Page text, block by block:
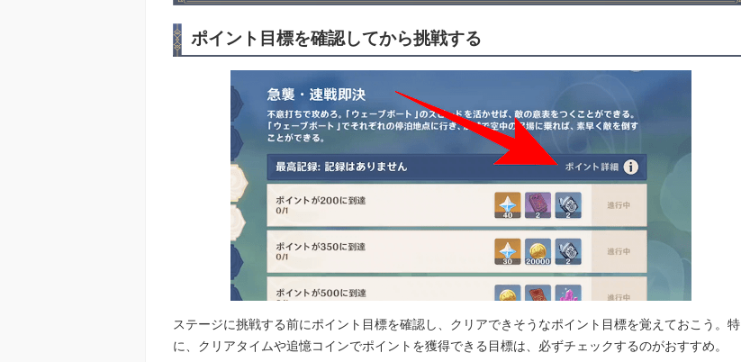
ポイント目標を確認してから挑戦する
ステージに挑戦する前にポイント目標を確認し、クリアできそうなポイント目標を覚えておこう。特
に、クリアタイムや追憶コインでポイントを獲得できる目標は、必ずチェックするのがおすすめ。